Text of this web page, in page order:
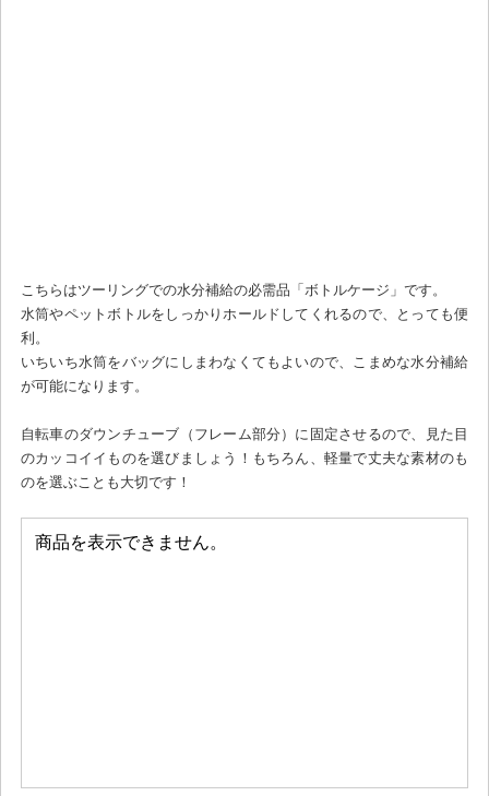
こちらはツーリングでの水分補給の必需品「ボトルケージ」です。
水筒やペットボトルをしっかりホールドしてくれるので、とっても便
利。
いちいち水筒をバッグにしまわなくてもよいので、こまめな水分補給
が可能になります。
自転車のダウンチューブ（フレーム部分）に固定させるので、見た目
のカッコイイものを選びましょう！もちろん、軽量で丈夫な素材のも
のを選ぶことも大切です！